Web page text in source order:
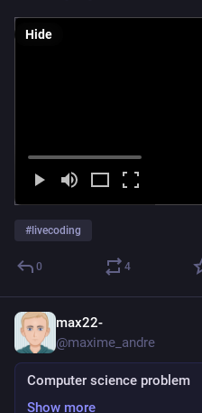
Hide
# livecoding
0 4
max22-
@maxime_andre
Computer science problem
Show more